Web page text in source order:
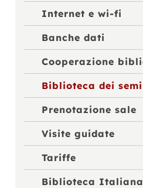
Internet e wi-fi
Banche dati
Cooperazione
Biblioteca dei semi
Prenotazione sale
Visite guidate
Tariffe
Biblioteca